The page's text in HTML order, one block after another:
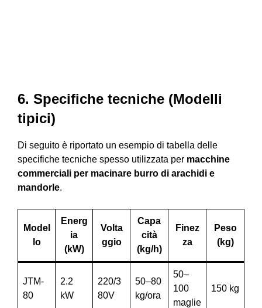
6. Specifiche tecniche (Modelli
tipici)
Di seguito è riportato un esempio di tabella delle
specifiche tecniche spesso utilizzata per macchine
commerciali per macinare burro di arachidi e
mandorle.
Model
lo
Energ
ia
(kW)
Volta
ggio
Capa
cità
(kg/h)
Finez
za
Peso
(kg)
JTM-
80
2.2
kW
220/3
80V
50–80
kg/ora
50–
100
maglie
150 kg